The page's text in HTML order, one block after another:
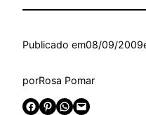
Publicado em08/09/2009
porRosa Pomar
Share on Facebook Share on Pinterest Share on WhatsApp Email this Page